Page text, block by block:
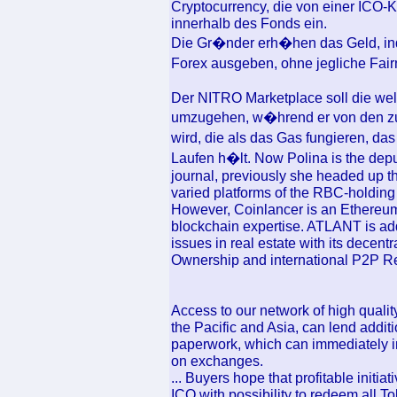
Cryptocurrency, die von einer ICO-
innerhalb des Fonds ein.
Die Gr�nder erh�hen das Geld,
Forex ausgeben, ohne jegliche
Der NITRO Marketplace soll die
umzugehen, w�hrend er von den
wird, die als das Gas fungieren,
Laufen h�lt. Now Polina is the
journal, previously she headed up
varied platforms of the RBC-
However, Coinlancer is an
blockchain expertise. ATLANT is
issues in real estate with its
Ownership and international P2P
Access to our network of high
the Pacific and Asia, can lend
paperwork, which can immediately
on exchanges.
... Buyers hope that profitable